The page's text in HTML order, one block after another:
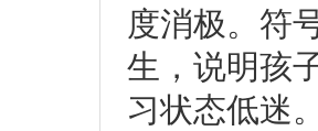
度消极。符
生，说明孩
习状态低迷